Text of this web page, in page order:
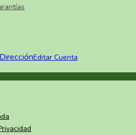
Editar Cuenta